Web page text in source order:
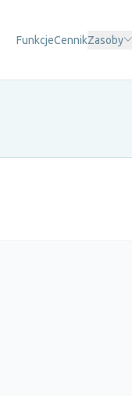
FunkcjeCennikZasoby